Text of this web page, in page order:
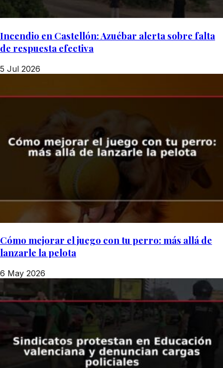
Incendio en Castellón: Azuébar alerta sobre falta
de respuesta efectiva
5 Jul 2026
Cómo mejorar el juego con tu perro: más allá de
lanzarle la pelota
6 May 2026